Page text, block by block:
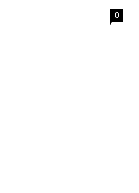
0